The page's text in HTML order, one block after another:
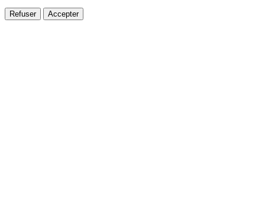
Refuser Accepter